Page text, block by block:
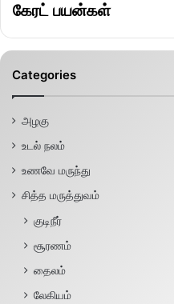
கேரட் பயன்கள்
Categories
அழகு
உடல் நலம்
உணவே மருந்து
சித்த மருத்துவம்
குடிநீர்
சூரணம்
தைலம்
லேகியம்